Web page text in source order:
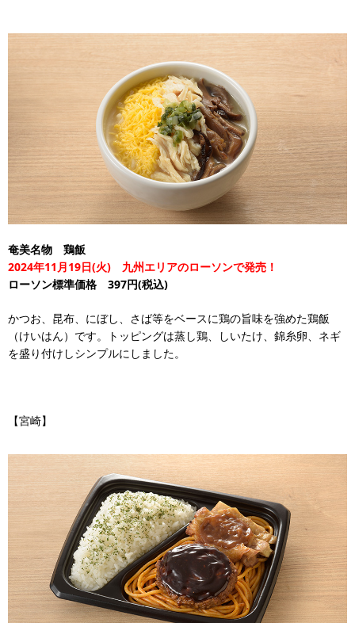
奄美名物 鶏飯
2024年11月19日(火) 九州エリアのローソンで発売！
ローソン標準価格 397円(税込)
かつお、昆布、にぼし、さば等をベースに鶏の旨味を強めた鶏飯
（けいはん）です。トッピングは蒸し鶏、しいたけ、錦糸卵、ネギ
を盛り付けしシンプルにしました。
【宮崎】